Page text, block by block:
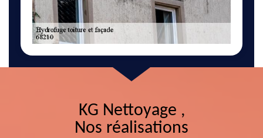
KG Nettoyage ,
Nos réalisations